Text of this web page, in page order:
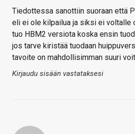
Tiedottessa sanottiin suoraan että
eli ei ole kilpailua ja siksi ei voltalle
tuo HBM2 versiota koska ensin
jos tarve kiristää tuodaan
tavoite on mahdollisimman suuri
Kirjaudu sisään vastataksesi